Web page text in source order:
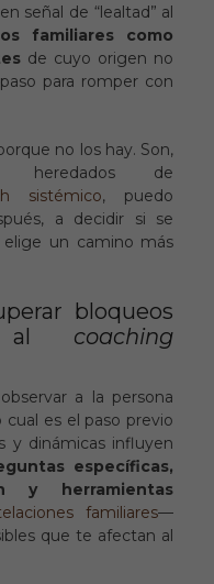
señal de “lealtad” al
familiares como
de cuyo origen no
para romper con
no los hay. Son,
heredados de
sistémico, puedo
a decidir si se
un camino más
bloqueos
al coaching
a la persona
es el paso previo
y dinámicas influyen
específicas,
y herramientas
familiares—
que te afectan al